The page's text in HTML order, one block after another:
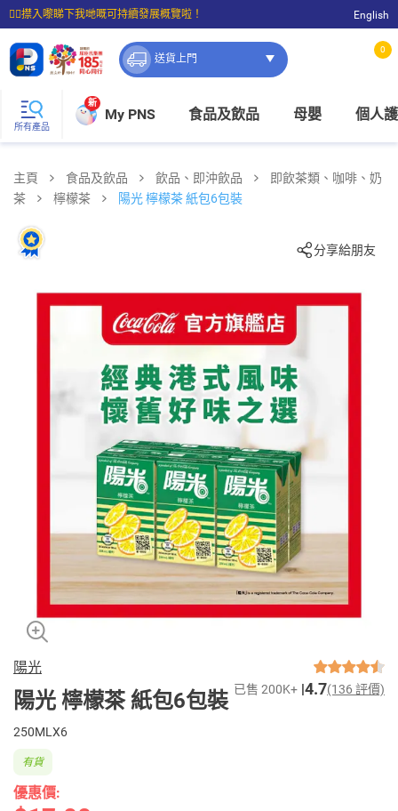
☝🏼㩒入嚟睇下我哋嘅可持續發展概覽啦！
⭐購物滿$399即享免費送貨；滿$100即可免費店取。
English
送貨上門
0
所有產品
新
My PNS 食品及飲品 母嬰 個人
主頁 食品及飲品 飲品、即沖飲品
即飲茶類、咖啡、奶
茶
檸檬茶 陽光 檸檬茶 紙包6包裝
分享給朋友
陽光
陽光 檸檬茶 紙包6包裝 已售 200K+ 4.7(136 評價)
250MLX6
優惠價:
有貨